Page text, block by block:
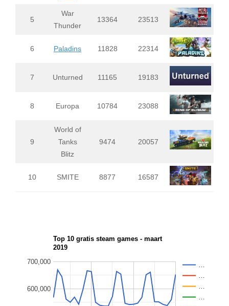
5
War
Thunder
13364 23513
6 Paladins 11828 22314
7 Unturned 11165 19183
8 Europa 10784 23088
9
World of
Tanks
Blitz
9474 20057
10 SMITE 8877 16587
Top 10 gratis steam games - maart
2019
600,000
700,000